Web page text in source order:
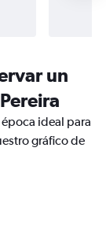
un
ideal para
gráfico de